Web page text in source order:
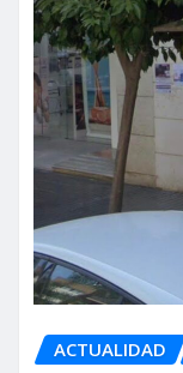
ACTUALIDAD